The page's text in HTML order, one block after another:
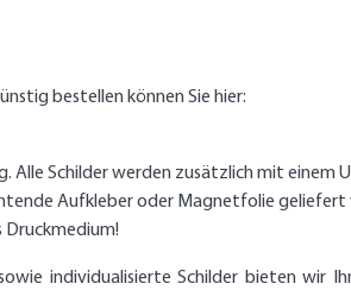
bestellen können Sie hier:
Alle Schilder werden zusätzlich mit einem
Aufkleber oder Magnetfolie geliefert
Druckmedium!
individualisierte Schilder bieten wir